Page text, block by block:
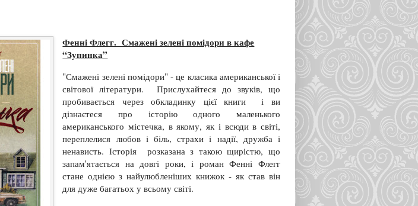
Фенні Флегг. Смажені зелені помідори в кафе
“Зупинка”
"Смажені зелені помідори" - це класика американської і
світової літератури. Прислухайтеся до звуків, що
пробивається через обкладинку цієї книги і ви
дізнаєтеся про історію одного маленького
американського містечка, в якому, як і всюди в світі,
переплелися любов і біль, страхи і надії, дружба і
ненависть. Історія розказана з такою щирістю, що
запам'ятається на довгі роки, і роман Фенні Флегг
стане однією з найулюбленіших книжок - як став він
для дуже багатьох у всьому світі.